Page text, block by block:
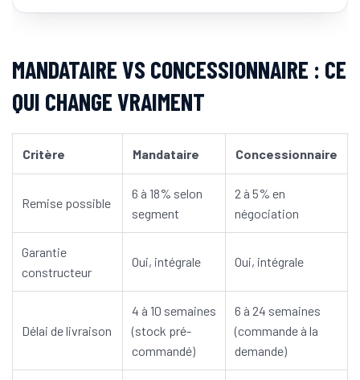
MANDATAIRE VS CONCESSIONNAIRE : CE
QUI CHANGE VRAIMENT
Critère Mandataire Concessionnaire
Remise possible
6 à 18% selon
segment
2 à 5% en
négociation
Garantie
constructeur
Oui, intégrale Oui, intégrale
Délai de livraison
4 à 10 semaines
(stock pré-
commandé)
6 à 24 semaines
(commande à la
demande)